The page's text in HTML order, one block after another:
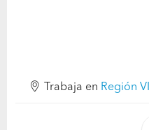
Trabaja en Región